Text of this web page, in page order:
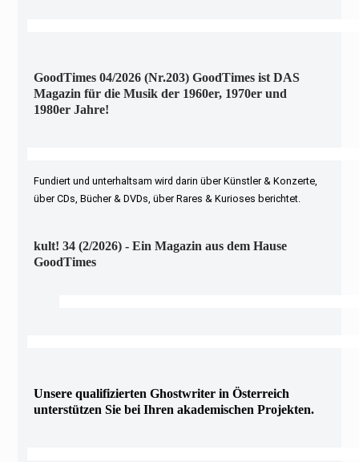
GoodTimes 04/2026 (Nr.203) GoodTimes ist DAS
Magazin für die Musik der 1960er, 1970er und
1980er Jahre!
Fundiert und unterhaltsam wird darin über Künstler & Konzerte,
über CDs, Bücher & DVDs, über Rares & Kurioses berichtet.
kult! 34 (2/2026) - Ein Magazin aus dem Hause
GoodTimes
Unsere qualifizierten Ghostwriter in Österreich
unterstützen Sie bei Ihren akademischen Projekten.